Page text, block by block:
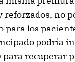
no
los
podría
para recuperar